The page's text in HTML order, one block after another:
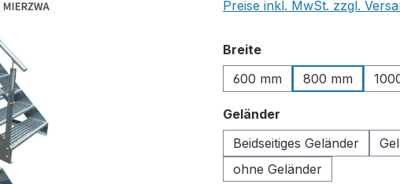
Preise inkl. MwSt. zzgl.
Breiteauswählen
600 mm
800 mm
Geländer
Beidseitiges Geländer
ohne Geländer